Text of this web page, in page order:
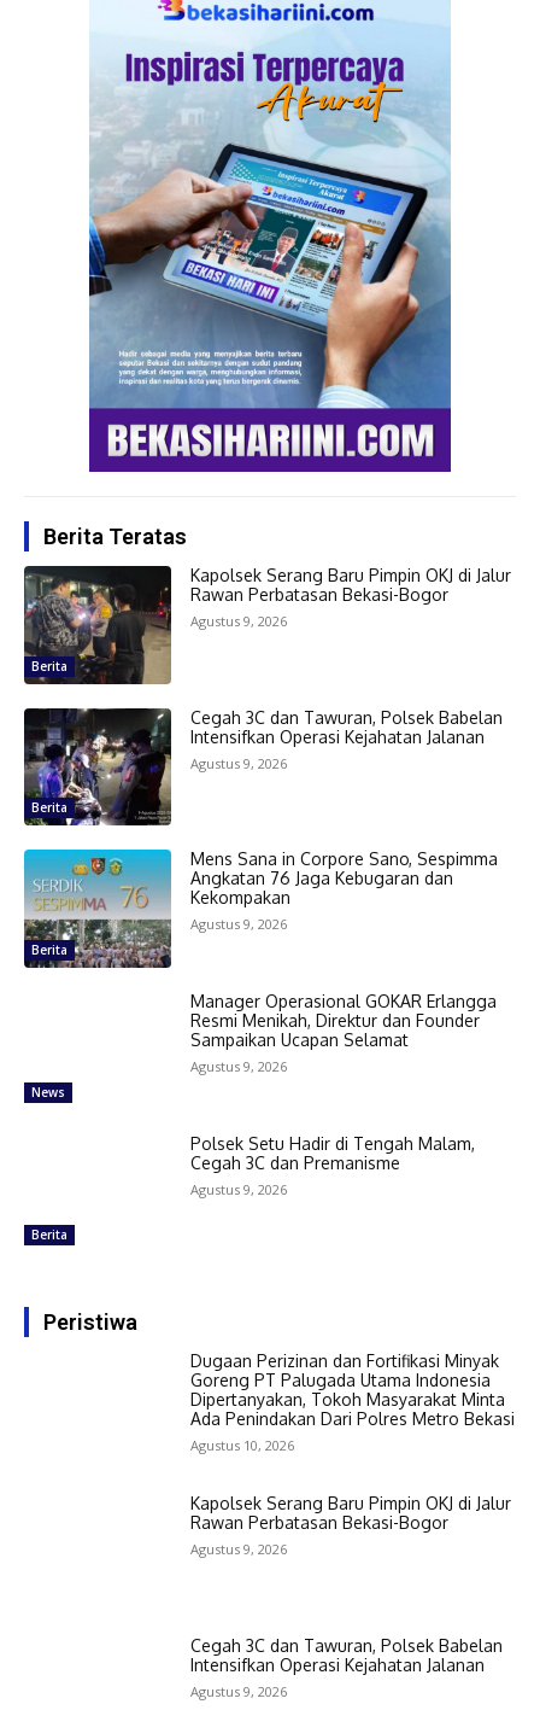
Berita Teratas
Berita
Kapolsek Serang Baru Pimpin OKJ di Jalur
Rawan Perbatasan Bekasi-Bogor
Agustus 9, 2026
Berita
Cegah 3C dan Tawuran, Polsek Babelan
Intensifkan Operasi Kejahatan Jalanan
Agustus 9, 2026
Berita
Mens Sana in Corpore Sano, Sespimma
Angkatan 76 Jaga Kebugaran dan
Kekompakan
Agustus 9, 2026
News
Manager Operasional GOKAR Erlangga
Resmi Menikah, Direktur dan Founder
Sampaikan Ucapan Selamat
Agustus 9, 2026
Berita
Polsek Setu Hadir di Tengah Malam,
Cegah 3C dan Premanisme
Agustus 9, 2026
Peristiwa
Dugaan Perizinan dan Fortifikasi Minyak
Goreng PT Palugada Utama Indonesia
Dipertanyakan, Tokoh Masyarakat Minta
Ada Penindakan Dari Polres Metro Bekasi
Agustus 10, 2026
Kapolsek Serang Baru Pimpin OKJ di Jalur
Rawan Perbatasan Bekasi-Bogor
Agustus 9, 2026
Cegah 3C dan Tawuran, Polsek Babelan
Intensifkan Operasi Kejahatan Jalanan
Agustus 9, 2026